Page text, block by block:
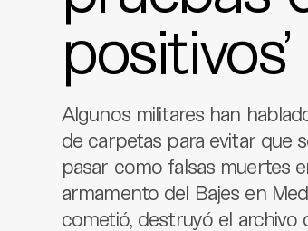
positivos’
Algunos militares han
de carpetas para evitar que
pasar como falsas muertes
armamento del Bajes en
cometió, destruyó el archivo